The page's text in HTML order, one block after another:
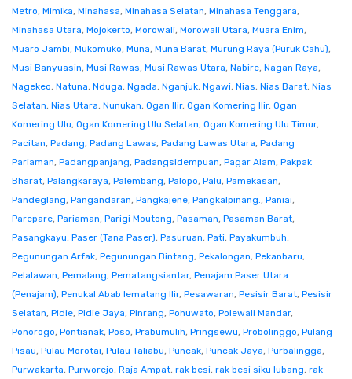
Metro, Mimika, Minahasa, Minahasa Selatan, Minahasa Tenggara,
Minahasa Utara, Mojokerto, Morowali, Morowali Utara, Muara Enim,
Muaro Jambi, Mukomuko, Muna, Muna Barat, Murung Raya (Puruk Cahu),
Musi Banyuasin, Musi Rawas, Musi Rawas Utara, Nabire, Nagan Raya,
Nagekeo, Natuna, Nduga, Ngada, Nganjuk, Ngawi, Nias, Nias Barat, Nias
Selatan, Nias Utara, Nunukan, Ogan Ilir, Ogan Komering Ilir, Ogan
Komering Ulu, Ogan Komering Ulu Selatan, Ogan Komering Ulu Timur,
Pacitan, Padang, Padang Lawas, Padang Lawas Utara, Padang
Pariaman, Padangpanjang, Padangsidempuan, Pagar Alam, Pakpak
Bharat, Palangkaraya, Palembang, Palopo, Palu, Pamekasan,
Pandeglang, Pangandaran, Pangkajene, Pangkalpinang., Paniai,
Parepare, Pariaman, Parigi Moutong, Pasaman, Pasaman Barat,
Pasangkayu, Paser (Tana Paser), Pasuruan, Pati, Payakumbuh,
Pegunungan Arfak, Pegunungan Bintang, Pekalongan, Pekanbaru,
Pelalawan, Pemalang, Pematangsiantar, Penajam Paser Utara
(Penajam), Penukal Abab lematang Ilir, Pesawaran, Pesisir Barat, Pesisir
Selatan, Pidie, Pidie Jaya, Pinrang, Pohuwato, Polewali Mandar,
Ponorogo, Pontianak, Poso, Prabumulih, Pringsewu, Probolinggo, Pulang
Pisau, Pulau Morotai, Pulau Taliabu, Puncak, Puncak Jaya, Purbalingga,
Purwakarta, Purworejo, Raja Ampat, rak besi, rak besi siku lubang, rak